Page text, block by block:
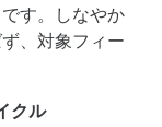
す。しなやか
、対象フィー
クル